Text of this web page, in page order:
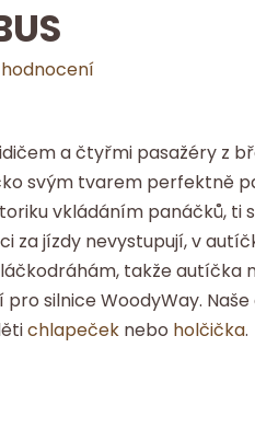
a čtyřmi pasažéry z
svým tvarem perfektně
vkládáním panáčků, ti
za jízdy nevystupují, v
takže autíčka
silnice WoodyWay.
chlapeček nebo holčička.